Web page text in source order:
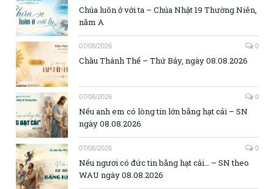
Chúa luôn ở với ta – Chúa Nhật 19 Thường Niên,
năm A
07/08/2026 0
Chầu Thánh Thể – Thứ Bảy, ngày 08.08.2026
07/08/2026 0
Nếu anh em có lòng tin lớn bằng hạt cải – SN
ngày 08.08.2026
07/08/2026 0
Nếu ngươi có đức tin bằng hạt cải… – SN theo
WAU ngày 08.08.2026